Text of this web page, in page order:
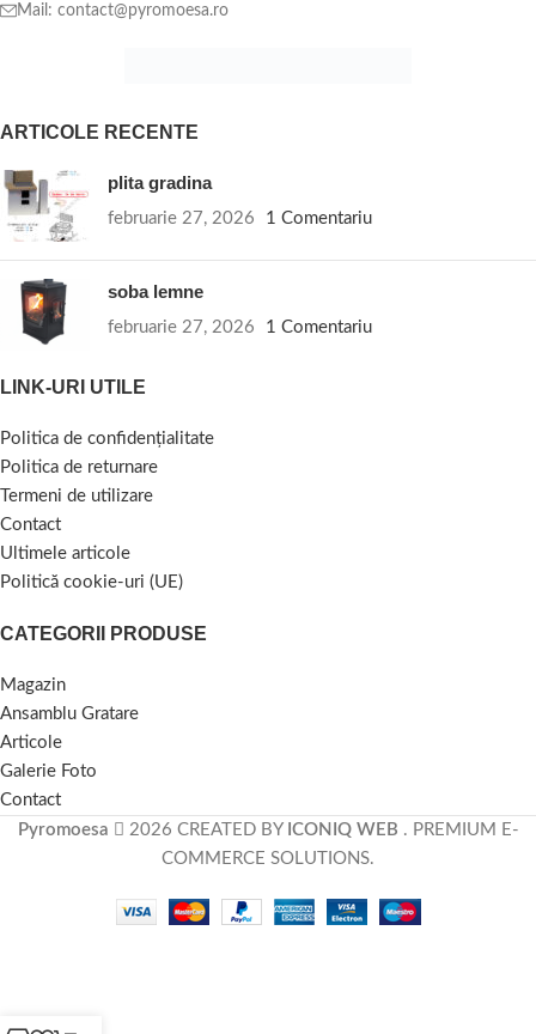
Mail: contact@pyromoesa.ro
ARTICOLE RECENTE
plita gradina
februarie 27, 2026 1 Comentariu
soba lemne
februarie 27, 2026 1 Comentariu
LINK-URI UTILE
Politica de confidențialitate
Politica de returnare
Termeni de utilizare
Contact
Ultimele articole
Politică cookie-uri (UE)
CATEGORII PRODUSE
Magazin
Ansamblu Gratare
Articole
Galerie Foto
Contact
Pyromoesa
2026 CREATED BY ICONIQ WEB . PREMIUM E-
COMMERCE SOLUTIONS.